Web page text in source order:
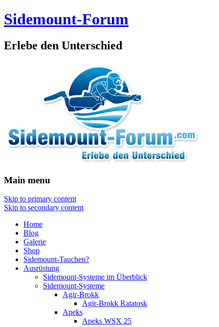
Sidemount-Forum
Erlebe den Unterschied
Main menu
Skip to primary content
Skip to secondary content
Home
Blog
Galerie
Shop
Sidemount-Tauchen?
Ausrüstung
Sidemount-Systeme im Überblick
Sidemount-Systeme
Agir-Brokk
Agir-Brokk Ratatosk
Apeks
Apeks WSX 25